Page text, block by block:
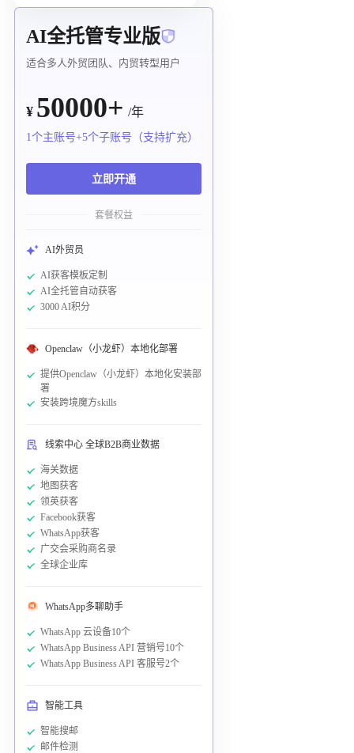
AI全托管专业版
适合多人外贸团队、内贸转型用户
¥ 50000+ /年
1个主账号+5个子账号（支持扩充）
立即开通
套餐权益
AI外贸员
AI获客模板定制
AI全托管自动获客
3000 AI积分
Openclaw（小龙虾）本地化部署
提供Openclaw（小龙虾）本地化安装部
署
安装跨境魔方skills
线索中心 全球B2B商业数据
海关数据
地图获客
领英获客
Facebook获客
WhatsApp获客
广交会采购商名录
全球企业库
WhatsApp多聊助手
WhatsApp 云设备10个
WhatsApp Business API 营销号10个
WhatsApp Business API 客服号2个
智能工具
智能搜邮
邮件检测